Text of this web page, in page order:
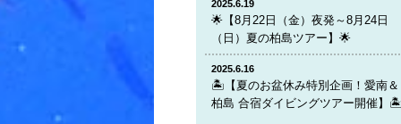
2025.6.19
🌟【8月22日（金）夜発～8月24日
（日）夏の柏島ツアー】🌟
2025.6.16
🏝️【夏のお盆休み特別企画！愛南＆
柏島 合宿ダイビングツアー開催】🏝️